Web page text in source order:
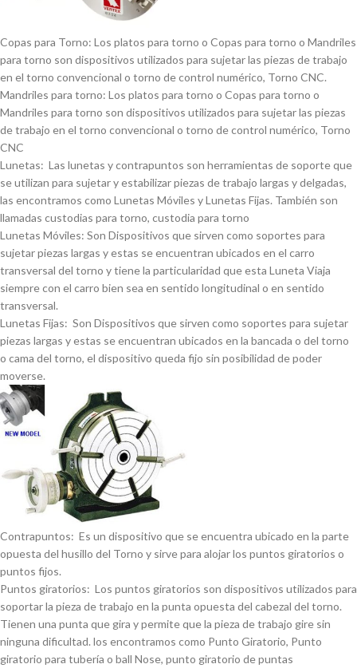
Copas para Torno: Los platos para torno o Copas para torno o Mandriles
para torno son dispositivos utilizados para sujetar las piezas de trabajo
en el torno convencional o torno de control numérico, Torno CNC.
Mandriles para torno: Los platos para torno o Copas para torno o
Mandriles para torno son dispositivos utilizados para sujetar las piezas
de trabajo en el torno convencional o torno de control numérico, Torno
CNC
Lunetas: Las lunetas y contrapuntos son herramientas de soporte que
se utilizan para sujetar y estabilizar piezas de trabajo largas y delgadas,
las encontramos como Lunetas Móviles y Lunetas Fijas. También son
llamadas custodias para torno, custodia para torno
Lunetas Móviles: Son Dispositivos que sirven como soportes para
sujetar piezas largas y estas se encuentran ubicados en el carro
transversal del torno y tiene la particularidad que esta Luneta Viaja
siempre con el carro bien sea en sentido longitudinal o en sentido
transversal.
Lunetas Fijas: Son Dispositivos que sirven como soportes para sujetar
piezas largas y estas se encuentran ubicados en la bancada o del torno
o cama del torno, el dispositivo queda fijo sin posibilidad de poder
moverse.
Contrapuntos: Es un dispositivo que se encuentra ubicado en la parte
opuesta del husillo del Torno y sirve para alojar los puntos giratorios o
puntos fijos.
Puntos giratorios: Los puntos giratorios son dispositivos utilizados para
soportar la pieza de trabajo en la punta opuesta del cabezal del torno.
Tienen una punta que gira y permite que la pieza de trabajo gire sin
ninguna dificultad. los encontramos como Punto Giratorio, Punto
giratorio para tuberí­a o ball Nose, punto giratorio de puntas